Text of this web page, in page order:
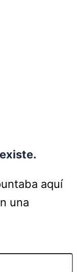
aquí
una